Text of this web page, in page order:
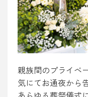
親族間のプライベ
気にてお通夜から